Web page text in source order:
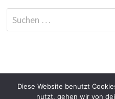
Suche
nach:
Diese Website benutzt
nutzt, gehen wir von